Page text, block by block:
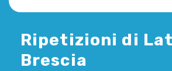
Ripetizioni di
Brescia